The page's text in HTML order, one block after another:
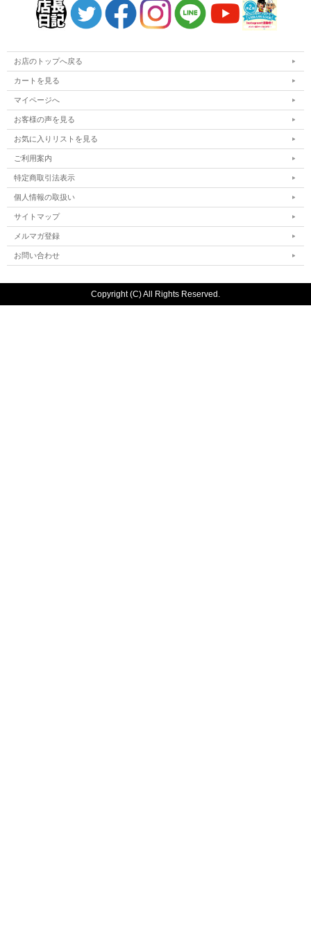
お店のトップへ戻る
カートを見る
マイページへ
お客様の声を見る
お気に入りリストを見る
ご利用案内
特定商取引法表示
個人情報の取扱い
サイトマップ
メルマガ登録
お問い合わせ
Copyright (C) All Rights Reserved.